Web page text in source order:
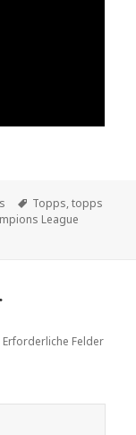
Schlagwörter
Topps,topps
League
Erforderliche Felder